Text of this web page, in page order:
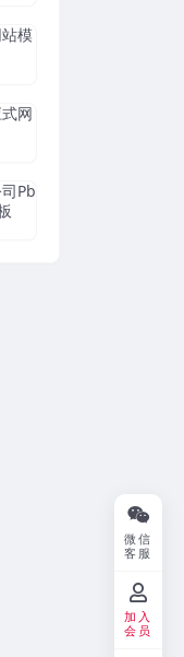
模
网
Pb
微信
客服
加入
会员